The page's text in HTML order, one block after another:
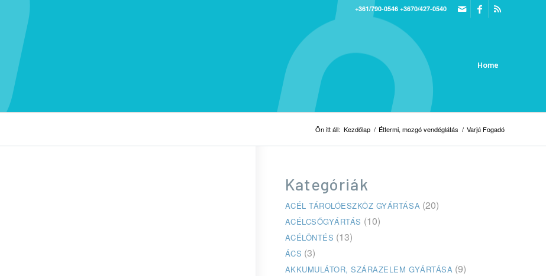
+361/790-0546 +3670/427-0540
Home
Ön itt áll: Kezdőlap / Éttermi, mozgó vendéglátás / Varjú Fogadó
Kategóriák
ACÉL TÁROLÓESZKÖZ GYÁRTÁSA (20)
ACÉLCSŐGYÁRTÁS (10)
ACÉLÖNTÉS (13)
ÁCS (3)
AKKUMULÁTOR, SZÁRAZELEM GYÁRTÁSA (9)